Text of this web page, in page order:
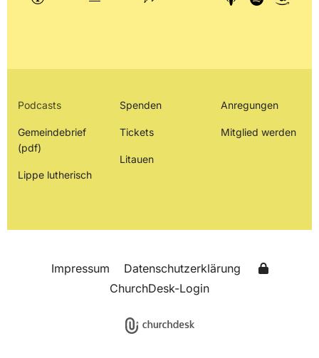
Podcasts
Gemeindebrief
(pdf)
Lippe lutherisch
Spenden
Tickets
Litauen
Anregungen
Mitglied werden
Impressum
Datenschutzerklärung
ChurchDesk-Login